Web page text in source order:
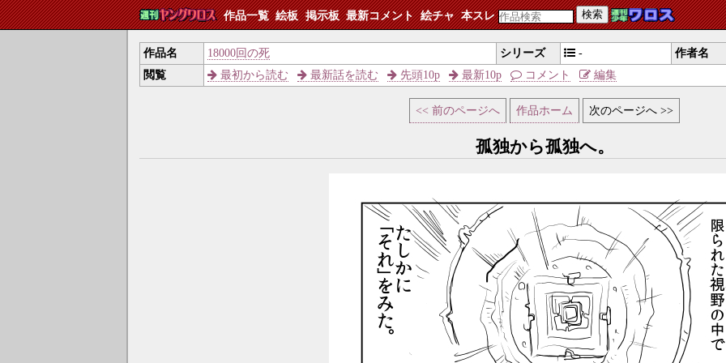
作品一覧 絵板 掲示板 最新コメント 絵チャ 本スレ 検索
作品名 18000回の死 シリーズ -
作者名
閲覧
最初から読む 最新話を読む 先頭10p 最新10p コメント 編集
<< 前のページへ 作品ホーム 次のページへ >>
孤独から孤独へ。